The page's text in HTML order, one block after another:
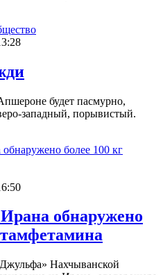
будет пасмурно,
западный, порывистый.
обнаружено
Нахчыванской